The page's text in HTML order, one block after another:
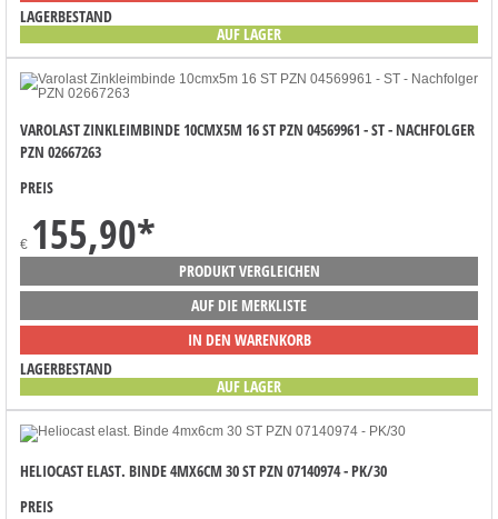
LAGERBESTAND
AUF LAGER
VAROLAST ZINKLEIMBINDE 10CMX5M 16 ST PZN 04569961 - ST - NACHFOLGER
PZN 02667263
PREIS
€ 155,90*
PRODUKT VERGLEICHEN
AUF DIE MERKLISTE
IN DEN WARENKORB
LAGERBESTAND
AUF LAGER
HELIOCAST ELAST. BINDE 4MX6CM 30 ST PZN 07140974 - PK/30
PREIS